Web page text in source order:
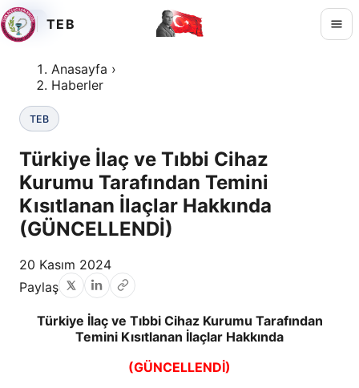
TEB
Anasayfa ›
Haberler
TEB
Türkiye İlaç ve Tıbbi Cihaz
Kurumu Tarafından Temini
Kısıtlanan İlaçlar Hakkında
(GÜNCELLENDİ)
20 Kasım 2024
Paylaş
Türkiye İlaç ve Tıbbi Cihaz Kurumu Tarafından
Temini Kısıtlanan İlaçlar Hakkında
(GÜNCELLENDİ)
TEB
TEB
TEB